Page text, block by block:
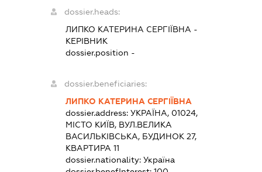
dossier.heads:
ЛИПКО КАТЕРИНА СЕРГІЇВНА -
КЕРІВНИК
dossier.position -
dossier.beneficiaries:
ЛИПКО КАТЕРИНА СЕРГІЇВНА
dossier.address:УКРАЇНА, 01024,
МІСТО КИЇВ, ВУЛ.ВЕЛИКА
ВАСИЛЬКІВСЬКА, БУДИНОК 27,
КВАРТИРА 11
dossier.nationality:Україна